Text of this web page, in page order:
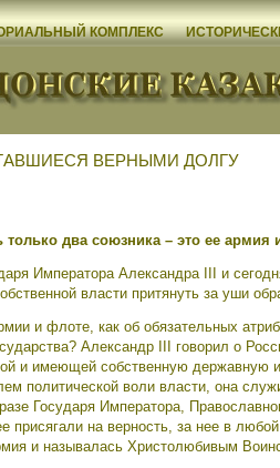
КОМПЛЕКС
ВЕРНЫМИ ДОЛГУ
два союзника – это ее армия
Императора Александра III и
власти притянуть за уши
и флоте, как об обязательных
Александр III говорил о
и имеющей собственную державную
политической воли власти, она
Государя Императора,
присягали на верность, за нее в
и называлась Христолюбивым